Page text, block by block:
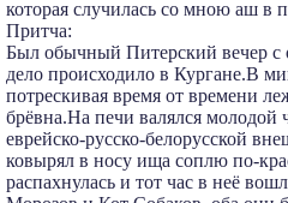
которая случилась со мною аш в
Притча:
Был обычный Питерский вечер
дело происходило в Кургане.В
потрескивая время от времени
брёвна.На печи валялся молодой
еврейско-русско-белорусской
ковырял в носу ища соплю по-
распахнулась и тот час в неё